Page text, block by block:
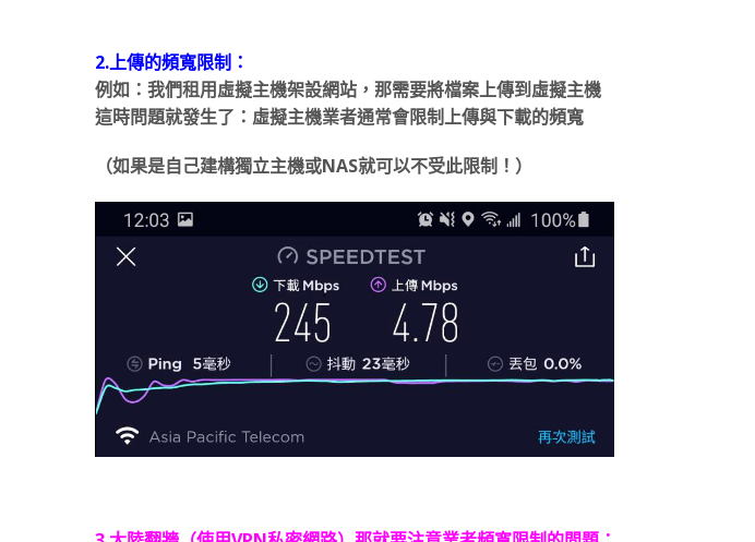
2.上傳的頻寬限制：
例如：我們租用虛擬主機架設網站，那需要將檔案上傳到虛擬主機
這時問題就發生了：虛擬主機業者通常會限制上傳與下載的頻寬
（如果是自己建構獨立主機或NAS就可以不受此限制！）